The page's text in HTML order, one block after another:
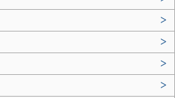
>
>
>
>